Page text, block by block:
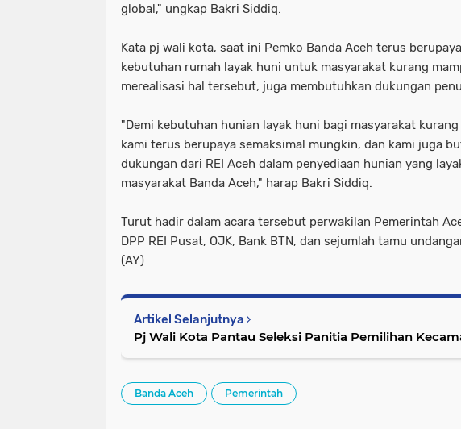
global," ungkap Bakri Siddiq.
Kata pj wali kota, saat ini Pemko Banda Aceh terus
kebutuhan rumah layak huni untuk masyarakat kurang
merealisasi hal tersebut, juga membutuhkan dukungan
"Demi kebutuhan hunian layak huni bagi masyarakat kurang
kami terus berupaya semaksimal mungkin, dan kami juga
dukungan dari REI Aceh dalam penyediaan hunian yang
masyarakat Banda Aceh," harap Bakri Siddiq.
Turut hadir dalam acara tersebut perwakilan Pemerintah
DPP REI Pusat, OJK, Bank BTN, dan sejumlah tamu
(AY)
Artikel Selanjutnya
Pj Wali Kota Pantau Seleksi Panitia Pemilihan
Banda Aceh Pemerintah